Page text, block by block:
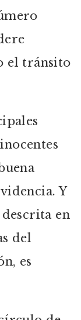
el tránsito
Y
en
del
es